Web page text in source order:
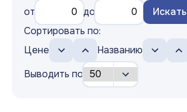
от
до
Искать
Сортировать по:
Цене
Названию
Выводить по